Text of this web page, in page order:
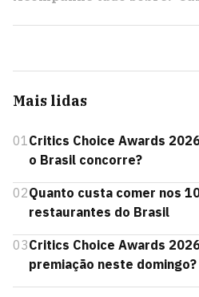
Mais lidas
01 Critics Choice Awards
o Brasil concorre?
02Quanto custa comer nos
restaurantes do Brasil
03Critics Choice Awards
premiação neste domingo?